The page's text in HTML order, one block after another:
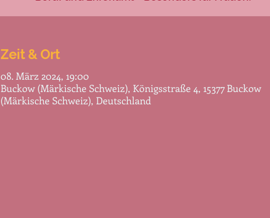
Zeit & Ort
08. März 2024, 19:00
Buckow (Märkische Schweiz), Königsstraße 4, 15377 Buckow
(Märkische Schweiz), Deutschland